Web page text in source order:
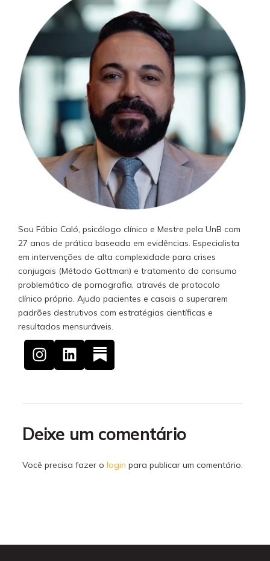
Sou Fábio Caló, psicólogo clínico e Mestre pela UnB com
27 anos de prática baseada em evidências. Especialista
em intervenções de alta complexidade para crises
conjugais (Método Gottman) e tratamento do consumo
problemático de pornografia, através de protocolo
clínico próprio. Ajudo pacientes e casais a superarem
padrões destrutivos com estratégias científicas e
resultados mensuráveis.
Deixe um comentário
Você precisa fazer o login para publicar um comentário.